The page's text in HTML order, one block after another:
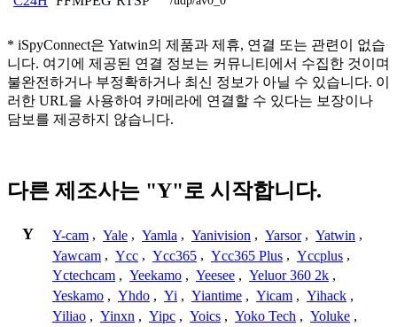
* iSpyConnect은 Yatwin의 제품과 제휴, 연결 또는 관련이 없습
니다. 여기에 제공된 연결 정보는 커뮤니티에서 수집한 것이며
불완전하거나 부정확하거나 최신 정보가 아닐 수 있습니다. 이
러한 URL을 사용하여 카메라에 연결할 수 있다는 보장이나
담보를 제공하지 않습니다.
다른 제조사는 "Y"로 시작합니다.
Y Y-cam , Yale , Yamla , Yanivision , Yarsor , Yatwin ,
Yawcam , Ycc , Ycc365 , Ycc365 Plus , Yccplus ,
Yctechcam , Yeekamo , Yeesee , Yeluor 360 2k ,
Yeskamo , Yhdo , Yi , Yiantime , Yicam , Yihack ,
Yiliao , Yinxn , Yipc , Yoics , Yoko Tech , Yoluke ,